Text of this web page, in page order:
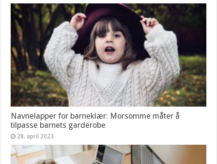
Navnelapper for barneklær: Morsomme måter å
tilpasse barnets garderobe
28. april 2023